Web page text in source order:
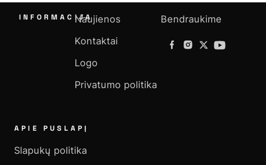
INFORMACIJANaujienos
Kontaktai
Logo
Privatumo politika
Bendraukime
APIE PUSLAPĮ
Slapukų politika